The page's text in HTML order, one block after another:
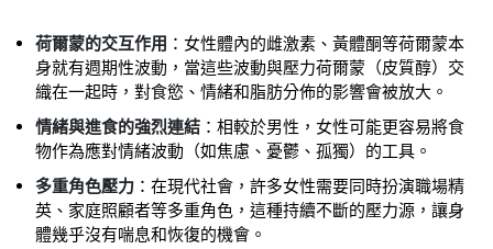
荷爾蒙的交互作用 ：女性體內的雌激素、黃體酮等荷爾蒙本
身就有週期性波動，當這些波動與壓力荷爾蒙（皮質醇）交
織在一起時，對食慾、情緒和脂肪分佈的影響會被放大。
情緒與進食的強烈連結 ：相較於男性，女性可能更容易將食
物作為應對情緒波動（如焦慮、憂鬱、孤獨）的工具。
多重角色壓力 ：在現代社會，許多女性需要同時扮演職場精
英、家庭照顧者等多重角色，這種持續不斷的壓力源，讓身
體幾乎沒有喘息和恢復的機會。